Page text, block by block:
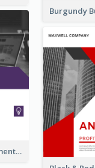
Brand Management Reports